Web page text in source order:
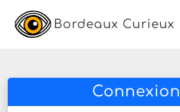
Bordeaux Curieux
Connexion